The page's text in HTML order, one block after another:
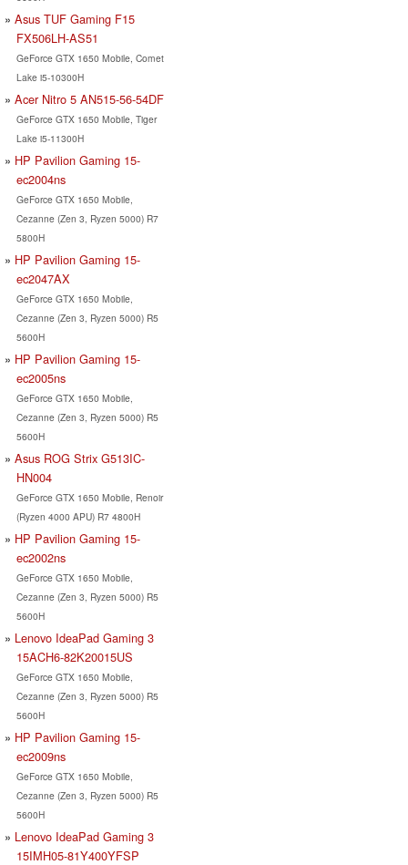
Asus TUF Gaming F15
FX506LH-AS51
GeForce GTX 1650 Mobile, Comet
Lake i5-10300H
Acer Nitro 5 AN515-56-54DF
GeForce GTX 1650 Mobile, Tiger
Lake i5-11300H
HP Pavilion Gaming 15-
ec2004ns
GeForce GTX 1650 Mobile,
Cezanne (Zen 3, Ryzen 5000) R7
5800H
HP Pavilion Gaming 15-
ec2047AX
GeForce GTX 1650 Mobile,
Cezanne (Zen 3, Ryzen 5000) R5
5600H
HP Pavilion Gaming 15-
ec2005ns
GeForce GTX 1650 Mobile,
Cezanne (Zen 3, Ryzen 5000) R5
5600H
Asus ROG Strix G513IC-
HN004
GeForce GTX 1650 Mobile, Renoir
(Ryzen 4000 APU) R7 4800H
HP Pavilion Gaming 15-
ec2002ns
GeForce GTX 1650 Mobile,
Cezanne (Zen 3, Ryzen 5000) R5
5600H
Lenovo IdeaPad Gaming 3
15ACH6-82K20015US
GeForce GTX 1650 Mobile,
Cezanne (Zen 3, Ryzen 5000) R5
5600H
HP Pavilion Gaming 15-
ec2009ns
GeForce GTX 1650 Mobile,
Cezanne (Zen 3, Ryzen 5000) R5
5600H
Lenovo IdeaPad Gaming 3
15IMH05-81Y400YFSP